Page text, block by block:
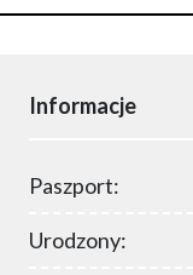
Informacje
Paszport:
Urodzony: